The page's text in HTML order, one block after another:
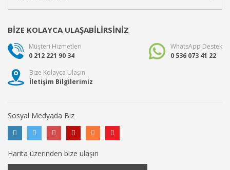
BİZE KOLAYCA ULAŞABİLİRSİNİZ
Müşteri Hizmetleri
0 212 221 90 34
WhatsApp Destek
0 536 073 41 22
Bize Kolayca Ulaşın
İletişim Bilgilerimiz
Sosyal Medyada Biz
Harita üzerinden bize ulaşın